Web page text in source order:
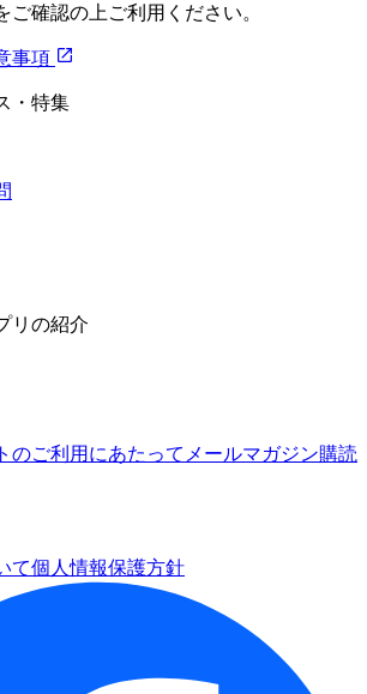
ご確認の上ご利用ください。
事項
・特集
リの紹介
のご利用にあたって メールマガジン購読
て個人情報保護方針